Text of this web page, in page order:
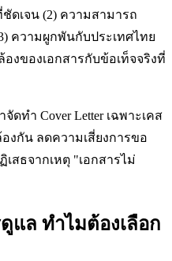
ดเจน (2) ความสามารถ
ความผูกพันกับประเทศไทย
องของเอกสารกับข้อเท็จจริงที่
ดทำ Cover Letter เฉพาะเคส
งกัน ลดความเสี่ยงการขอ
เสธจากเหตุ "เอกสารไม่
แล ทำไมต้องเลือก